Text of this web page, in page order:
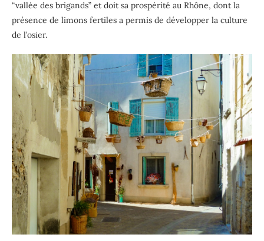
“vallée des brigands” et doit sa prospérité au Rhône, dont la
présence de limons fertiles a permis de développer la culture
de l’osier.